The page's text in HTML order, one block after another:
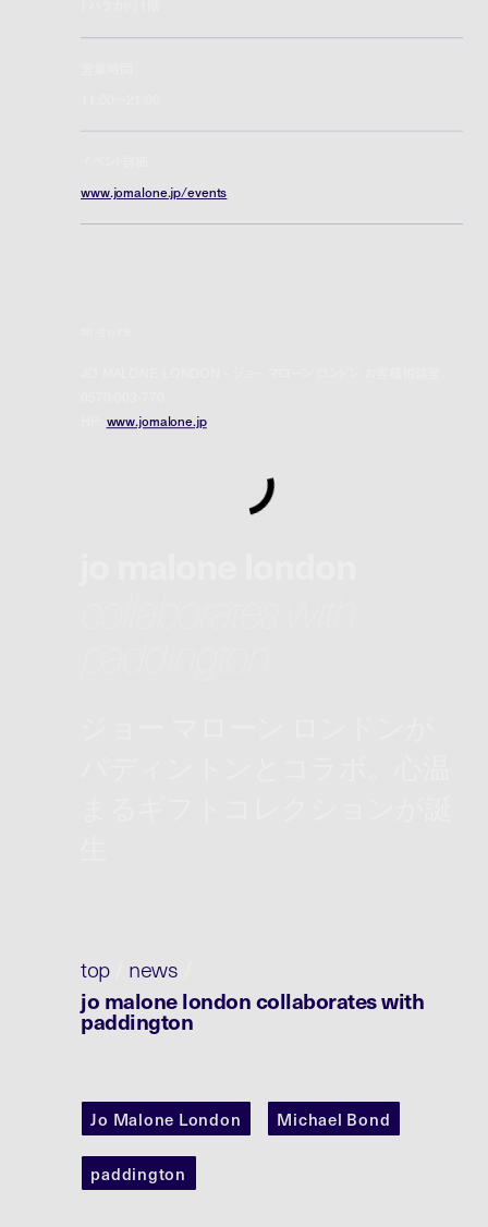
www.jomalone.jp/events
www.jomalone.jp
top/ news
jo malone london collaborates with
paddington
Jo Malone London Michael Bond
paddington